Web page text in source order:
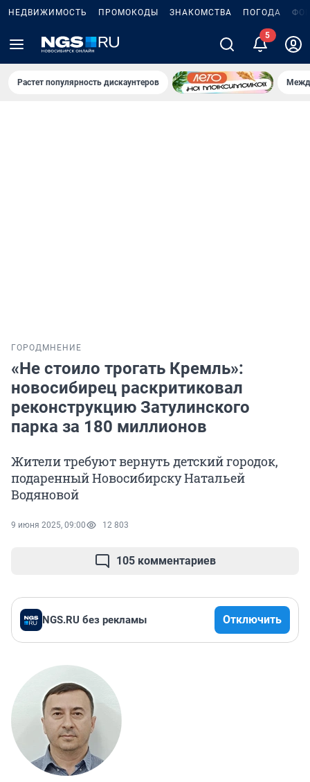
НЕДВИЖИМОСТЬ ПРОМОКОДЫ ЗНАКОМСТВА ПОГОДА
Растет популярность дискаунтеров
ГОРОД МНЕНИЕ
«Не стоило трогать Кремль»:
новосибирец раскритиковал
реконструкцию Затулинского
парка за 180 миллионов
Жители требуют вернуть детский городок,
подаренный Новосибирску Натальей
Водяновой
9 июня 2025, 09:00 12 803
105 комментариев
NGS.RU без рекламы Отключить